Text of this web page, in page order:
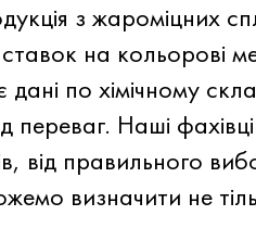
з жароміцних
на кольорові
по хімічному
Наші
від правильного
визначити не